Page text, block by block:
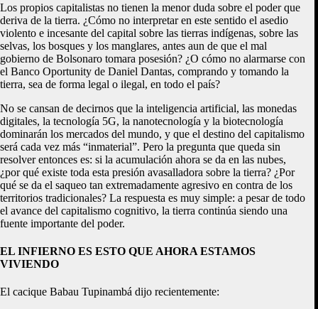
Los propios capitalistas no tienen la menor duda sobre el poder que
deriva de la tierra. ¿Cómo no interpretar en este sentido el asedio
violento e incesante del capital sobre las tierras indígenas, sobre las
selvas, los bosques y los manglares, antes aun de que el mal
gobierno de Bolsonaro tomara posesión? ¿O cómo no alarmarse con
el Banco Oportunity de Daniel Dantas, comprando y tomando la
tierra, sea de forma legal o ilegal, en todo el país?
No se cansan de decirnos que la inteligencia artificial, las monedas
digitales, la tecnología 5G, la nanotecnología y la biotecnología
dominarán los mercados del mundo, y que el destino del capitalismo
será cada vez más “inmaterial”. Pero la pregunta que queda sin
resolver entonces es: si la acumulación ahora se da en las nubes,
¿por qué existe toda esta presión avasalladora sobre la tierra? ¿Por
qué se da el saqueo tan extremadamente agresivo en contra de los
territorios tradicionales? La respuesta es muy simple: a pesar de todo
el avance del capitalismo cognitivo, la tierra continúa siendo una
fuente importante del poder.
EL INFIERNO ES ESTO QUE AHORA ESTAMOS
VIVIENDO
El cacique Babau Tupinambá dijo recientemente: